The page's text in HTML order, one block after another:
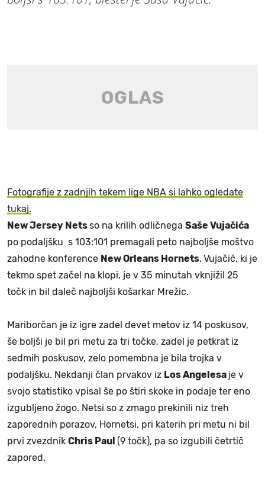
Fotografije z zadnjih tekem lige NBA si lahko ogledate
tukaj.
New Jersey Netsso na krilih odličnega Saše Vujačića
po podaljšku s 103:101 premagali peto najboljše moštvo
zahodne konference New Orleans Hornets. Vujačić, ki je
tekmo spet začel na klopi, je v 35 minutah vknjižil 25
točk in bil daleč najboljši košarkar Mrežic.
Mariborčan je iz igre zadel devet metov iz 14 poskusov,
še boljši je bil pri metu za tri točke, zadel je petkrat iz
sedmih poskusov, zelo pomembna je bila trojka v
podaljšku. Nekdanji član prvakov iz Los Angelesa je v
svojo statistiko vpisal še po štiri skoke in podaje ter eno
izgubljeno žogo. Netsi so z zmago prekinili niz treh
zaporednih porazov, Hornetsi, pri katerih pri metu ni bil
prvi zvezdnik Chris Paul (9 točk), pa so izgubili četrtič
zapored.